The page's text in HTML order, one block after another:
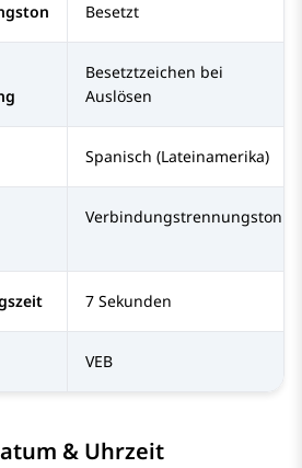
Besetzt
Besetztzeichen bei
Auslösen
Spanisch (Lateinamerika)
Verbindungstrennungston
7 Sekunden
VEB
& Uhrzeit